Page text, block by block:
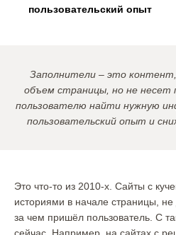
пользовательский опыт
Заполнители – это
объем страницы, но не несет
пользователю найти нужную
пользовательский опыт и
Это что-то из 2010-х. Сайты с
историями в начале страницы,
за чем пришёл пользователь. С